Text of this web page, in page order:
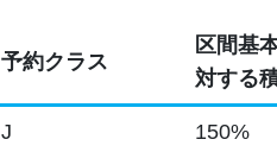
予約クラス
区間基
対する
J 150%